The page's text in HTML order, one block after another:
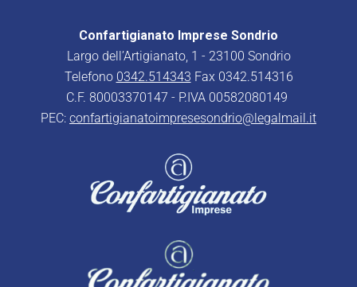
Confartigianato Imprese Sondrio
Largo dell’Artigianato, 1 - 23100 Sondrio
Telefono 0342.514343 Fax 0342.514316
C.F. 80003370147 - P.IVA 00582080149
PEC: confartigianatoimpresesondrio@legalmail.it